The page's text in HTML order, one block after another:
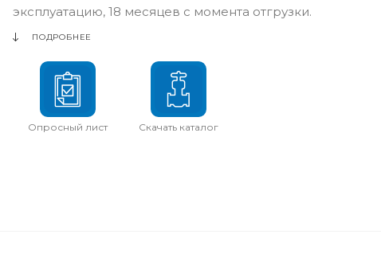
эксплуатацию, 18 месяцев с момента отгрузки.
ПОДРОБНЕЕ
Опросный лист Скачать каталог